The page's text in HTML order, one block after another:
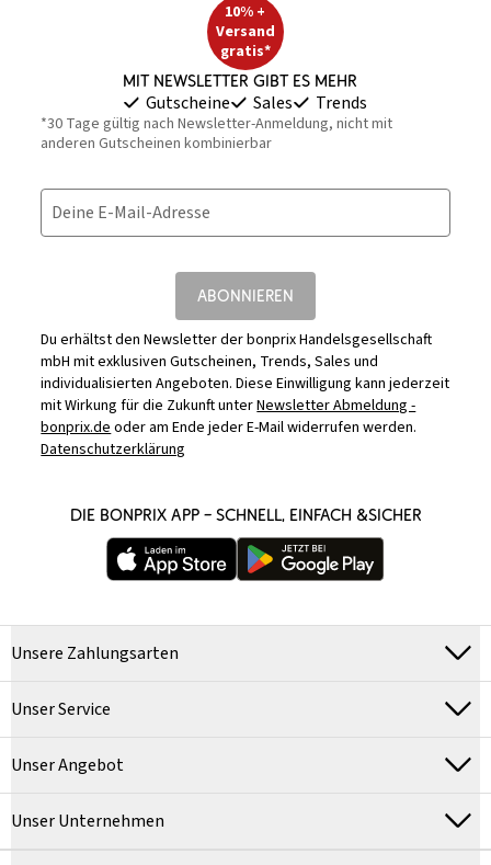
10% +
Versand
gratis*
Mit Newsletter gibt es mehr
Gutscheine Sales Trends
*30 Tage gültig nach Newsletter-Anmeldung, nicht mit
anderen Gutscheinen kombinierbar
Deine E-Mail-Adresse
ABONNIEREN
Du erhältst den Newsletter der bonprix Handelsgesellschaft
mbH mit exklusiven Gutscheinen, Trends, Sales und
individualisierten Angeboten. Diese Einwilligung kann jederzeit
mit Wirkung für die Zukunft unterNewsletter Abmeldung -
bonprix.deoder am Ende jeder E-Mail widerrufen werden.
Datenschutzerklärung
DIE BONPRIX APP – SCHNELL, EINFACH &SICHER
Unsere Zahlungsarten
Unser Service
Unser Angebot
Unser Unternehmen